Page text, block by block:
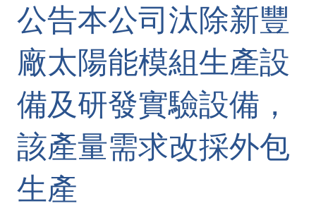
公告本公司汰除新豐
廠太陽能模組生產設
備及研發實驗設備，
該產量需求改採外包
生產